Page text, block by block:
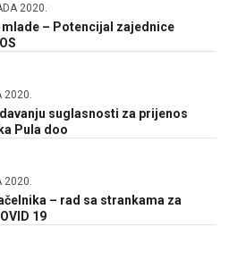
2020.
mlade – Potencijal zajednice
2020.
suglasnosti za prijenos
Pula doo
2020.
– rad sa strankama za
19